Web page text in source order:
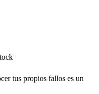
tus propios fallos es un